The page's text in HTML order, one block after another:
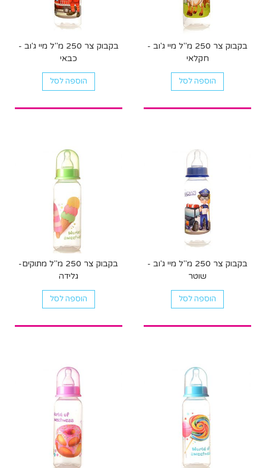
בקבוק צר 250 מ"ל מיי ג'וב -
חקלאי
הוספה לסל
בקבוק צר 250 מ"ל מיי ג'וב -
כבאי
הוספה לסל
בקבוק צר 250 מ"ל מיי ג'וב -
שוטר
הוספה לסל
בקבוק צר 250 מ"ל מתוקים-
גלידה
הוספה לסל